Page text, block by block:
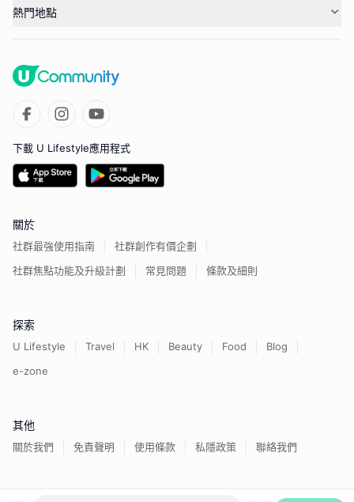
熱門地點
下載 U Lifestyle應用程式
關於
社群最強使用指南
社群創作有價企劃
社群焦點功能及升級計劃
常見問題 條款及細則
探索
U Lifestyle Travel HK Beauty Food
Blog
e-zone
其他
關於我們 免責聲明 使用條款 私隱政策 聯絡我們